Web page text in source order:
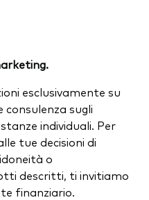
esclusivamente su
sugli
individuali. Per
tue decisioni di
o
descritti, ti invitiamo
finanziario.